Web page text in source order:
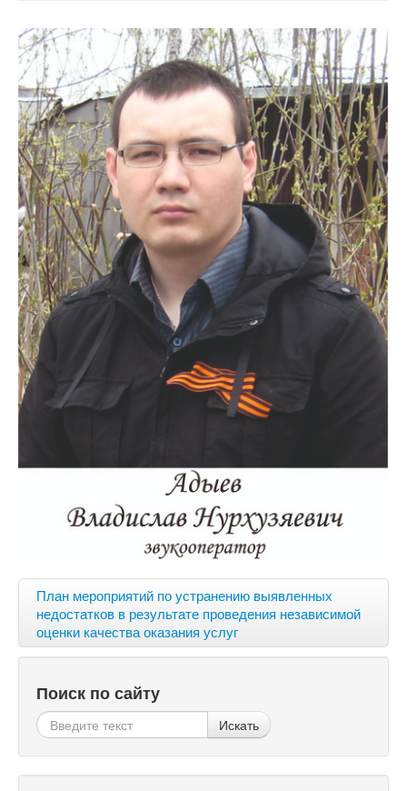
План мероприятий по устранению выявленных
недостатков в результате проведения независимой
оценки качества оказания услуг
Поиск по сайту
Искать